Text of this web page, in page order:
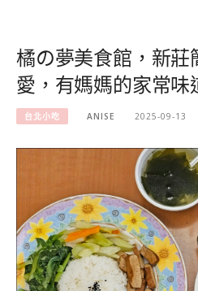
橘の夢美食館，新莊
愛，有媽媽的家常味
台北小吃 ANISE 2025-09-13